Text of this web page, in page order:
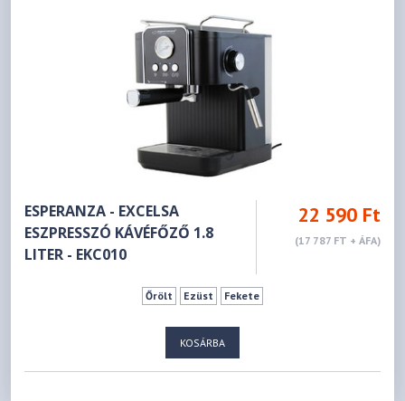
ESPERANZA - EXCELSA
ESZPRESSZÓ KÁVÉFŐZŐ 1.8
LITER - EKC010
22 590 Ft
(17 787 FT + ÁFA)
Őrölt Ezüst Fekete
KOSÁRBA